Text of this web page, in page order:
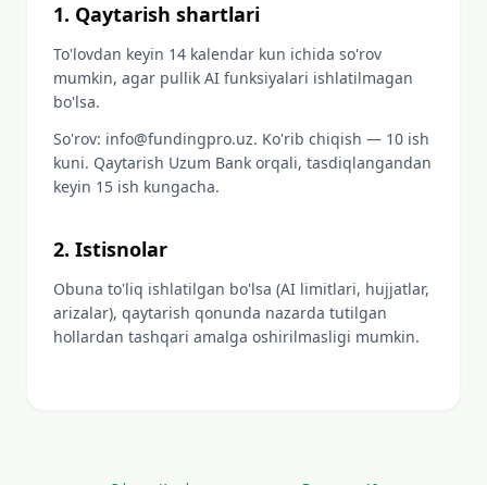
1. Qaytarish shartlari
To'lovdan keyin 14 kalendar kun ichida so'rov
mumkin, agar pullik AI funksiyalari ishlatilmagan
bo'lsa.
So'rov: info@fundingpro.uz. Ko'rib chiqish — 10 ish
kuni. Qaytarish Uzum Bank orqali, tasdiqlangandan
keyin 15 ish kungacha.
2. Istisnolar
Obuna to'liq ishlatilgan bo'lsa (AI limitlari, hujjatlar,
arizalar), qaytarish qonunda nazarda tutilgan
hollardan tashqari amalga oshirilmasligi mumkin.